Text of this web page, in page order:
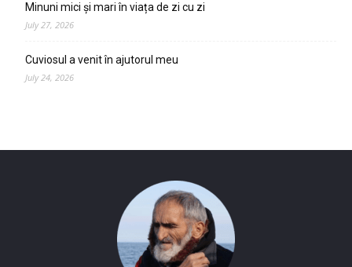
Minuni mici și mari în viața de zi cu zi
July 27, 2026
Cuviosul a venit în ajutorul meu
July 24, 2026